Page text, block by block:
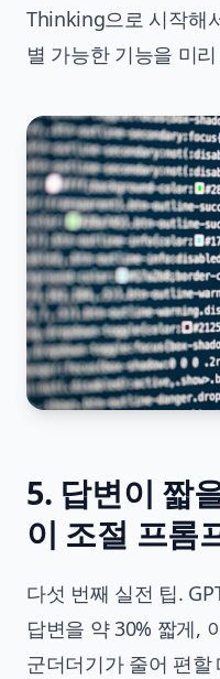
Thinking으로 시작해
별 가능한 기능을 미
5. 답변이 짧
이 조절 프롬
다섯 번째 실전 팁.
답변을 약 30% 짧게,
군더더기가 줄어 편